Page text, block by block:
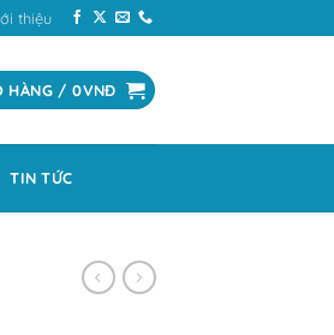
thiệu
HÀNG /0VNĐ
TIN TỨC